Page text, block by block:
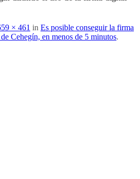
× 461 in Es posible conseguir la firma
Cehegín, en menos de 5 minutos.